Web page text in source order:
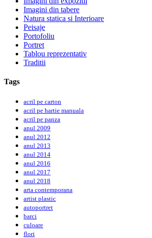
Imagini din tabere
Natura statica si Interioare
Peisaje
Portofoliu
Portret
Tablou reprezentativ
Traditii
Tags
acril pe carton
acril pe hartie manuala
acril pe panza
anul 2009
anul 2012
anul 2013
anul 2014
anul 2016
anul 2017
anul 2018
arta contemporana
artist plastic
autoportret
barci
culoare
flori